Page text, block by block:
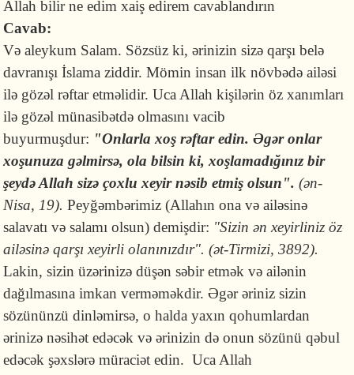
Allah bilir ne edim xaiş edirem cavablandırın
Cavab:
Və aleykum Salam. Sözsüz ki, ərinizin sizə qarşı belə
davranışı İslama ziddir. Mömin insan ilk növbədə ailəsi
ilə gözəl rəftar etməlidir. Uca Allah kişilərin öz xanımları
ilə gözəl münasibətdə olmasını vacib
buyurmuşdur: "Onlarla xoş rəftar edin. Əgər onlar
xoşunuza gəlmirsə, ola bilsin ki, xoşlamadığınız bir
şeydə Allah sizə çoxlu xeyir nəsib etmiş olsun". (ən-
Nisa, 19).Peyğəmbərimiz (Allahın ona və ailəsinə
salavatı və salamı olsun) demişdir: "Sizin ən xeyirliniz öz
ailəsinə qarşı xeyirli olanınızdır". (ət-Tirmizi, 3892).
Lakin, sizin üzərinizə düşən səbir etmək və ailənin
dağılmasına imkan verməməkdir. Əgər əriniz sizin
sözününzü dinləmirsə, o halda yaxın qohumlardan
ərinizə nəsihət edəcək və ərinizin də onun sözünü qəbul
edəcək şəxslərə müraciət edin. Uca Allah